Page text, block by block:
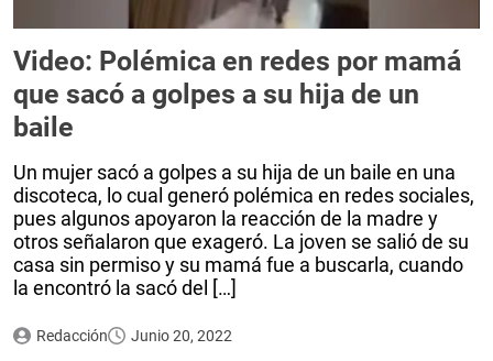
Video: Polémica en redes por mamá
que sacó a golpes a su hija de un
baile
Un mujer sacó a golpes a su hija de un baile en una
discoteca, lo cual generó polémica en redes sociales,
pues algunos apoyaron la reacción de la madre y
otros señalaron que exageró. La joven se salió de su
casa sin permiso y su mamá fue a buscarla, cuando
la encontró la sacó del […]
Redacción Junio 20, 2022